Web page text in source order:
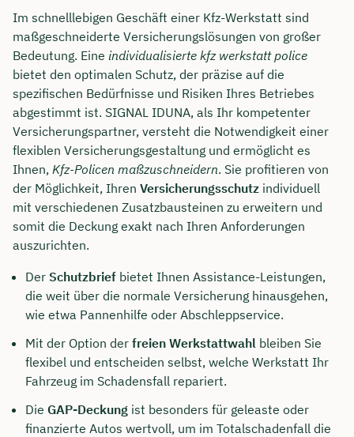
Im schnelllebigen Geschäft einer Kfz-Werkstatt sind
maßgeschneiderte Versicherungslösungen von großer
Bedeutung. Eine individualisierte kfz werkstatt police
bietet den optimalen Schutz, der präzise auf die
spezifischen Bedürfnisse und Risiken Ihres Betriebes
abgestimmt ist. SIGNAL IDUNA, als Ihr kompetenter
Versicherungspartner, versteht die Notwendigkeit einer
flexiblen Versicherungsgestaltung und ermöglicht es
Ihnen, Kfz-Policen maßzuschneidern. Sie profitieren von
der Möglichkeit, Ihren Versicherungsschutz individuell
mit verschiedenen Zusatzbausteinen zu erweitern und
somit die Deckung exakt nach Ihren Anforderungen
auszurichten.
Der Schutzbrief bietet Ihnen Assistance-Leistungen,
die weit über die normale Versicherung hinausgehen,
wie etwa Pannenhilfe oder Abschleppservice.
Mit der Option der freien Werkstattwahl bleiben Sie
flexibel und entscheiden selbst, welche Werkstatt Ihr
Fahrzeug im Schadensfall repariert.
Die GAP-Deckung ist besonders für geleaste oder
finanzierte Autos wertvoll, um im Totalschadenfall die